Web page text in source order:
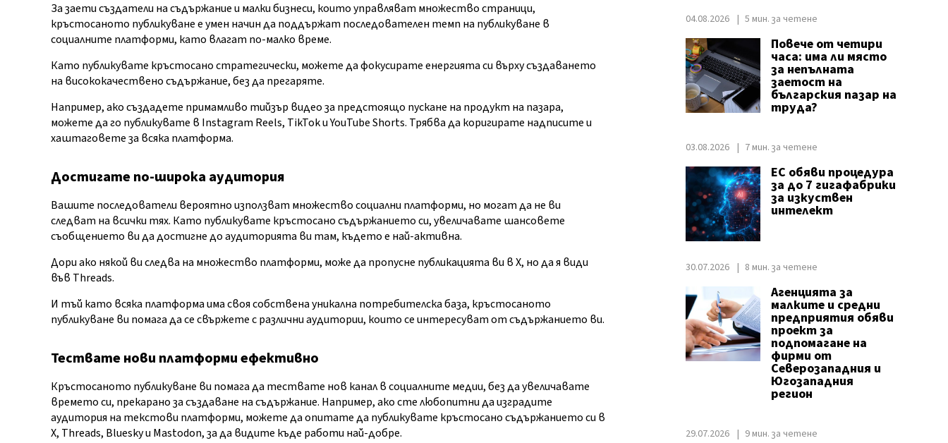
За заети създатели на съдържание и малки бизнеси, които управляват множество страници,
кръстосаното публикуване е умен начин да поддържат последователен темп на публикуване в
социалните платформи, като влагат по-малко време.
Като публикувате кръстосано стратегически, можете да фокусирате енергията си върху създаването
на висококачествено съдържание, без да прегаряте.
Например, ако създадете примамливо тийзър видео за предстоящо пускане на продукт на пазара,
можете да го публикувате в Instagram Reels, TikTok и YouTube Shorts. Трябва да коригирате надписите и
хаштаговете за всяка платформа.
Достигате по-широка аудитория
Вашите последователи вероятно използват множество социални платформи, но могат да не ви
следват на всички тях. Като публикувате кръстосано съдържанието си, увеличавате шансовете
съобщението ви да достигне до аудиторията ви там, където е най-активна.
Дори ако някой ви следва на множество платформи, може да пропусне публикацията ви в X, но да я види
във Threads.
И тъй като всяка платформа има своя собствена уникална потребителска база, кръстосаното
публикуване ви помага да се свържете с различни аудитории, които се интересуват от съдържанието ви.
Тествате нови платформи ефективно
Кръстосаното публикуване ви помага да тествате нов канал в социалните медии, без да увеличавате
времето си, прекарано за създаване на съдържание. Например, ако сте любопитни да изградите
аудитория на текстови платформи, можете да опитате да публикувате кръстосано съдържанието си в
X, Threads, Bluesky и Mastodon, за да видите къде работи най-добре.
04.08.2026 5 мин. за четене
Повече от четири
часа: има ли място
за непълната
заетост на
българския пазар на
труда?
03.08.2026 7 мин. за четене
ЕС обяви процедура
за до 7 гигафабрики
за изкуствен
интелект
30.07.2026 8 мин. за четене
Агенцията за
малките и средни
предприятия обяви
проект за
подпомагане на
фирми от
Северозападния и
Югозападния
регион
29.07.2026 9 мин. за четене